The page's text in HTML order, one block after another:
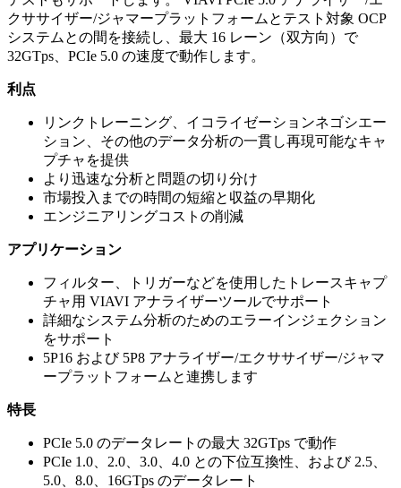
クササイザー/ジャマープラットフォームとテスト対象 OCP
システムとの間を接続し、最大 16 レーン（双方向）で
32GTps、PCIe 5.0 の速度で動作します。
利点
リンクトレーニング、イコライゼーションネゴシエー
ション、その他のデータ分析の一貫し再現可能なキャ
プチャを提供
より迅速な分析と問題の切り分け
市場投入までの時間の短縮と収益の早期化
エンジニアリングコストの削減
アプリケーション
フィルター、トリガーなどを使用したトレースキャプ
チャ用 VIAVI アナライザーツールでサポート
詳細なシステム分析のためのエラーインジェクション
をサポート
5P16 および 5P8 アナライザー/エクササイザー/ジャマ
ープラットフォームと連携します
特長
PCIe 5.0 のデータレートの最大 32GTps で動作
PCIe 1.0、2.0、3.0、4.0 との下位互換性、および 2.5、
5.0、8.0、16GTps のデータレート